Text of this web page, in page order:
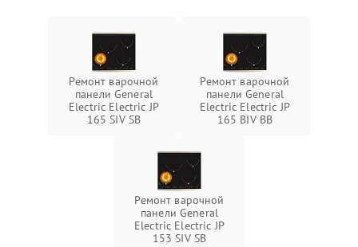
Ремонт варочной
панели General
Electric Electric JP
165 SIV SB
Ремонт варочной
панели General
Electric Electric JP
165 BIV BB
Ремонт варочной
панели General
Electric Electric JP
153 SIV SB